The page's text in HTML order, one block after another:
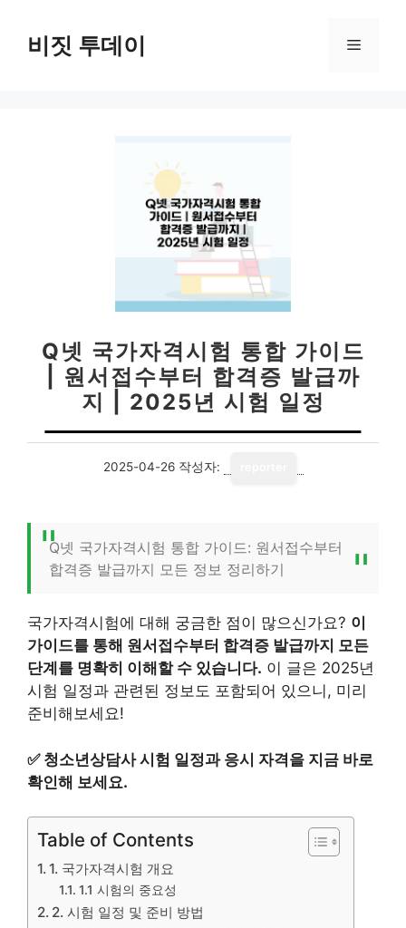
비짓 투데이 메
Q넷 국가자격시험 통합 가이드
| 원서접수부터 합격증 발급까
지 | 2025년 시험 일정
2025-04-26 작성자:
Q넷 국가자격시험 통합 가이드: 원서접수부터
합격증 발급까지 모든 정보 정리하기
국가자격시험에 대해 궁금한 점이 많으신가요? 이
가이드를 통해 원서접수부터 합격증 발급까지 모든
단계를 명확히 이해할 수 있습니다. 이 글은 2025년
시험 일정과 관련된 정보도 포함되어 있으니, 미리
준비해보세요!
✅ 청소년상담사 시험 일정과 응시 자격을 지금 바로
확인해 보세요.
Table of Contents
1. 국가자격시험 개요
1.1 시험의 중요성
2. 시험 일정 및 준비 방법